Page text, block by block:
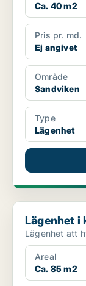
Ca. 40 m2
Pris pr. md.
Ej angivet
Område
Sandviken
Type
Lägenhet
Lägenhet i Kalmar
Lägenhet i
Areal
Ca. 85 m2